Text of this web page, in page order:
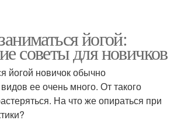
йогой:
советы для новичков
йогой новичок обычно
ее очень много. От такого
На что же опираться при